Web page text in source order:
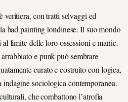
è veritiera, con tratti selvaggi ed
bad painting londinese. Il suo mondo
limite delle loro ossessioni e manie.
e punk può sembrare
curato e costruito con logica,
sociologica contemporanea.
che combattono l’atrofia